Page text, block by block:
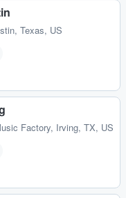
Texas, US
Factory, Irving, TX, US